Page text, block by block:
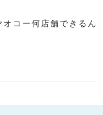
オコー何店舗できるん